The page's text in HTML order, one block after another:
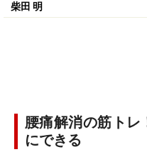
柴田 明
腰痛解消の筋トレ
にできる